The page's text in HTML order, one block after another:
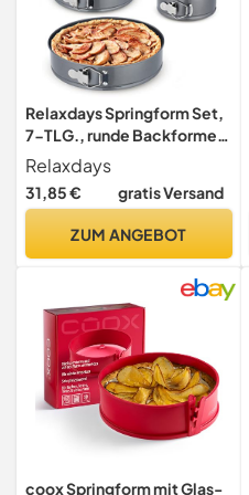
Relaxdays Springform Set,
7-TLG., runde Backformen,
Ø 14/16/18/20/24/26/28
cm, Edelstahl, Antihaft
Kuchenform, anthrazit
Relaxdays
31,85 € gratis Versand
ZUM ANGEBOT
coox Springform mit Glas-